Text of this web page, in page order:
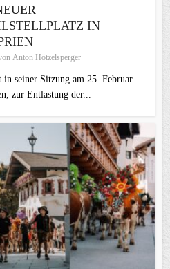
IN
Anton Hötzelsperger
seiner Sitzung am 25. Februar
zur Entlastung der...